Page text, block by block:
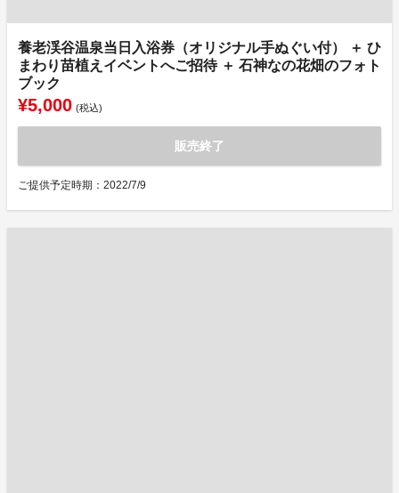
養老渓谷温泉当日入浴券（オリジナル手ぬぐい付） ＋ ひ
まわり苗植えイベントへご招待 ＋ 石神なの花畑のフォト
ブック
¥5,000 (税込)
販売終了
ご提供予定時期：2022/7/9